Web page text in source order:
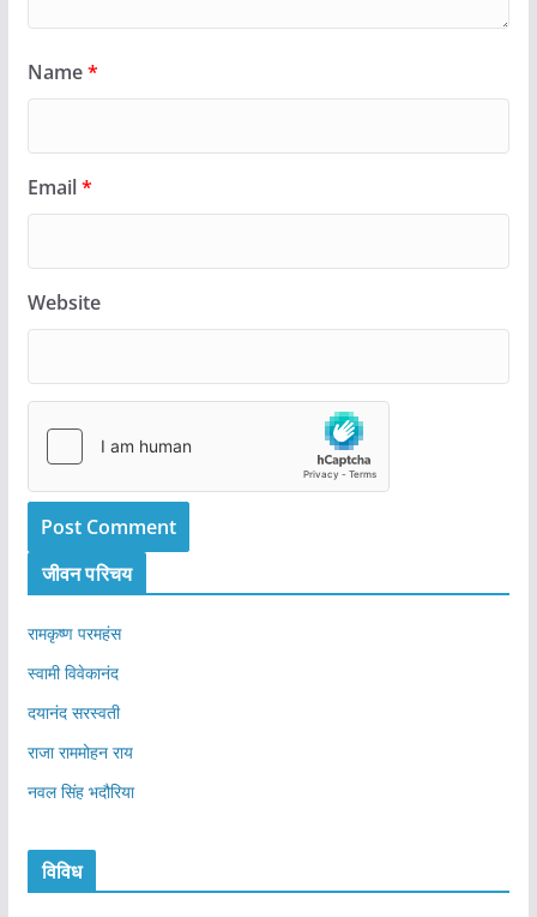
Name*
Email*
Website
जीवन परिचय
रामकृष्ण परमहंस
स्वामी विवेकानंद
दयानंद सरस्वती
राजा राममोहन राय
नवल सिंह भदौरिया
विविध